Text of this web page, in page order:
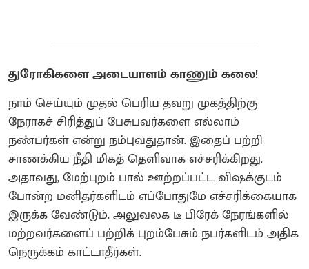
துரோகிகளை அடையாளம் காணும் கலை!
நாம் செய்யும் முதல் பெரிய தவறு முகத்திற்கு
நேராகச் சிரித்துப் பேசுபவர்களை எல்லாம்
நண்பர்கள் என்று நம்புவதுதான். இதைப் பற்றி
சாணக்கிய நீதி மிகத் தெளிவாக எச்சரிக்கிறது.
அதாவது, மேற்புறம் பால் ஊற்றப்பட்ட விஷக்குடம்
போன்ற மனிதர்களிடம் எப்போதுமே எச்சரிக்கையாக
இருக்க வேண்டும். அலுவலக டீ பிரேக் நேரங்களில்
மற்றவர்களைப் பற்றிக் புறம்பேசும் நபர்களிடம் அதிக
நெருக்கம் காட்டாதீர்கள்.